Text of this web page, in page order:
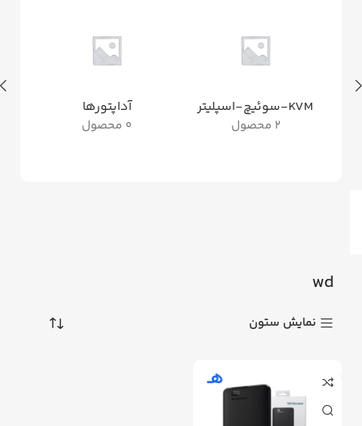
KVM-سوئیچ-اسپلیتر
2 محصول
آداپتورها
0 محصول
wd
نمایش ستون